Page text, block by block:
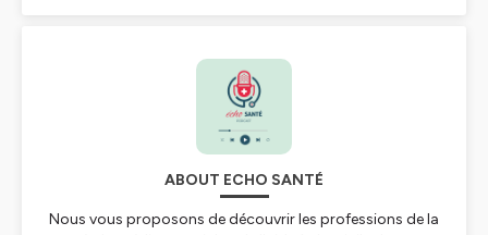
ABOUT ECHO SANTÉ
Nous vous proposons de découvrir les professions de la